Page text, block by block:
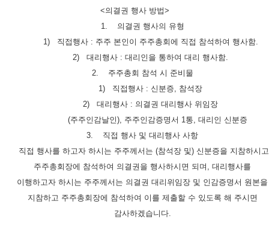
<의결권 행사 방법>
1.
의결권 행사의 유형
1)
직접행사: 주주 본인이 주주총회에 직접 참석하여 행사함.
2)
대리행사 :대리인을 통하여 대리 행사함.
2.
주주총회 참석 시 준비물
1)
직접행사 : 신분증, 참석장
2)
대리행사 : 의결권 대리행사 위임장
(주주인감날인), 주주인감증명서 1통,대리인 신분증
3.
직접 행사 및 대리행사 사항
직접 행사를 하고자 하시는 주주께서는 (참석장 및) 신분증을 지참하시고
주주총회장에 참석하여 의결권을 행사하시면 되며 ,대리행사를
이행하고자 하시는 주주께서는 의결권 대리위임장 및 인감증명서 원본을
지참하고 주주총회장에 참석하여 이를 제출할 수 있도록 해 주시면
감사하겠습니다.